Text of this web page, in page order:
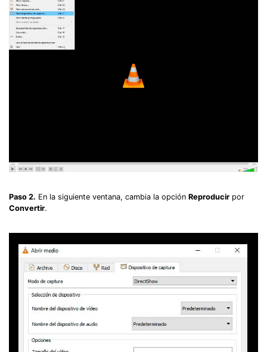
Paso 2. En la siguiente ventana, cambia la opción Reproducir por
Convertir.